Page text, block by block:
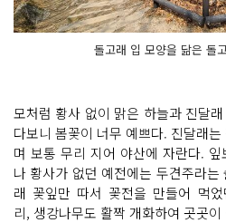
돌고래 입 모양을 닮은 돌
모처럼 황사 없이 맑은 하늘과 진달
다보니 봄꽃이 너무 예쁘다. 진달래
며 보통 무리 지어 야산에 자란다.
나 황사가 없던 예전에는 두견주라
래 꽃잎만 따서 꽃전을 만들어 먹
리, 생강나무도 활짝 개화하여 곳곳